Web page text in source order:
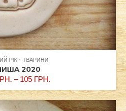
РІК ТВАРИНИ
2020
– 105 ГРН.